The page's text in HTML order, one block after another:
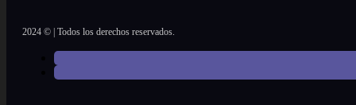
2024 © | Todos los derechos reservados.